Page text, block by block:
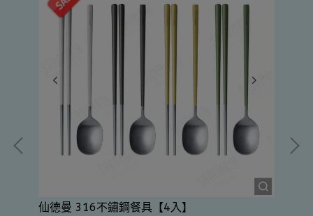
仙德曼 316不鏽鋼餐具【4入】